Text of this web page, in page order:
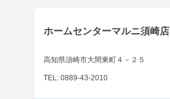
ホームセンターマルニ須崎店
高知県須崎市大間東町４－２５
TEL: 0889-43-2010